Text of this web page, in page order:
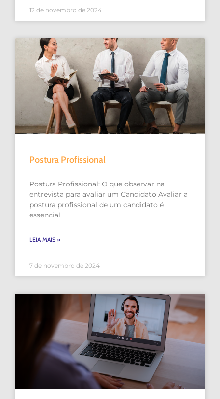
12 de novembro de 2024
Postura Profissional
Postura Profissional: O que observar na
entrevista para avaliar um Candidato Avaliar a
postura profissional de um candidato é
essencial
LEIA MAIS »
7 de novembro de 2024